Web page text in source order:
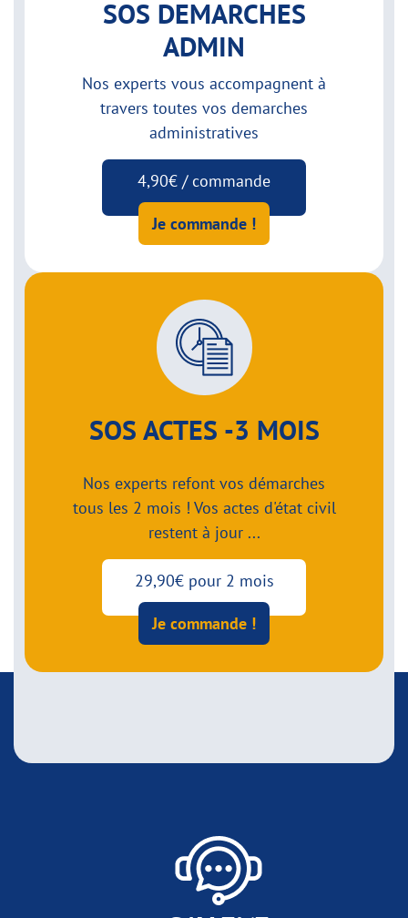
SOS DEMARCHES
ADMIN
Nos experts vous accompagnent à
travers toutes vos demarches
administratives
4,90€ / commande
Je commande !
SOS ACTES -3 MOIS
Nos experts refont vos démarches
tous les 2 mois ! Vos actes d'état civil
restent à jour ...
29,90€ pour 2 mois
Je commande !